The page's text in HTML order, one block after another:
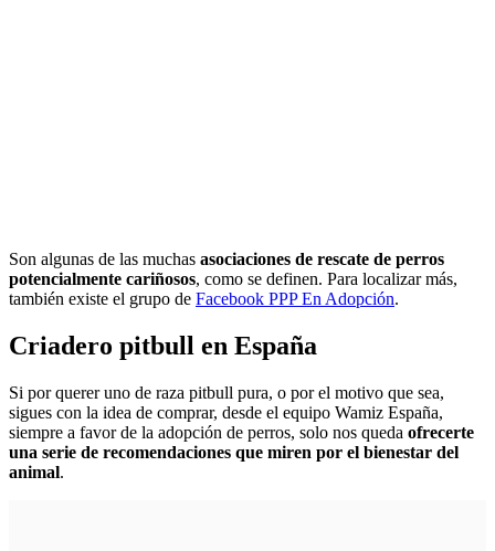
Son algunas de las muchas asociaciones de rescate de perros
potencialmente cariñosos, como se definen. Para localizar más,
también existe el grupo de Facebook PPP En Adopción.
Criadero pitbull en España
Si por querer uno de raza pitbull pura, o por el motivo que sea,
sigues con la idea de comprar, desde el equipo Wamiz España,
siempre a favor de la adopción de perros, solo nos queda ofrecerte
una serie de recomendaciones que miren por el bienestar del
animal.